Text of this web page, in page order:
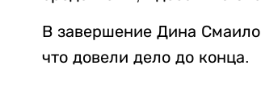
В завершение Дина
что довели дело до конца.